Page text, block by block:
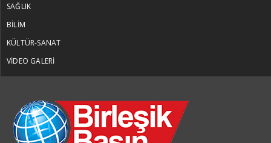
SAĞLIK
BİLİM
KÜLTÜR-SANAT
VİDEO GALERİ